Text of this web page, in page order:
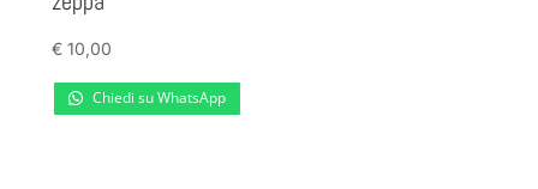
€10,00
Chiedi su WhatsApp